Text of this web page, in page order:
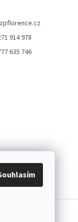
zpflorence.cz
914 978
635 746